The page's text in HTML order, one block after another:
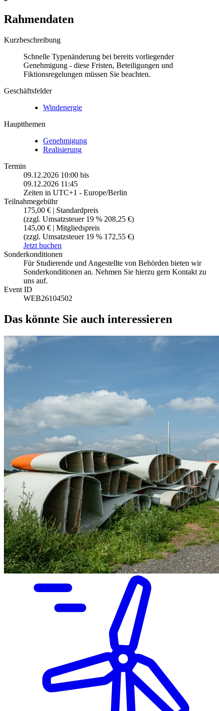
Rahmendaten
Kurzbeschreibung
Schnelle Typenänderung bei bereits vorliegender
Genehmigung - diese Fristen, Beteiligungen und
Fiktionsregelungen müssen Sie beachten.
Geschäftsfelder
Windenergie
Hauptthemen
Genehmigung
Realisierung
Termin
09.12.2026 10:00 bis
09.12.2026 11:45
Zeiten in UTC+1 - Europe/Berlin
Teilnahmegebühr
175,00 € | Standardpreis
(zzgl. Umsatzsteuer 19 % 208,25 €)
145,00 € | Mitgliedspreis
(zzgl. Umsatzsteuer 19 % 172,55 €)
Jetzt buchen
Sonderkonditionen
Für Studierende und Angestellte von Behörden bieten wir
Sonderkonditionen an. Nehmen Sie hierzu gern Kontakt zu
uns auf.
Event ID
WEB26104502
Das könnte Sie auch interessieren